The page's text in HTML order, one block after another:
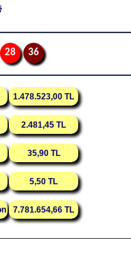
28 36
1.478.523,00 TL
2.481,45 TL
35,90 TL
5,50 TL
7.781.654,66 TL